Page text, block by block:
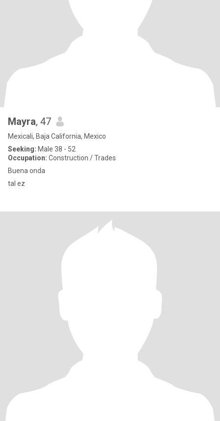
Mayra, 47
Mexicali, Baja California, Mexico
Seeking: Male 38 - 52
Occupation: Construction / Trades
Buena onda
tal ez